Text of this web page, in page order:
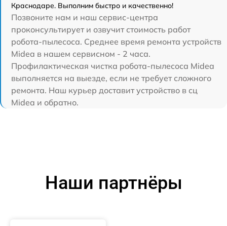
Краснодаре. Выполним быстро и качественно!
Позвоните нам и наш сервис-центра
проконсультирует и озвучит стоимость работ
робота-пылесоса. Среднее время ремонта устройств
Midea в нашем сервисном - 2 часа.
Профилактическая чистка робота-пылесоса Midea
выполняется на выезде, если не требует сложного
ремонта. Наш курьер доставит устройство в сц
Midea и обратно.
Наши партнёры